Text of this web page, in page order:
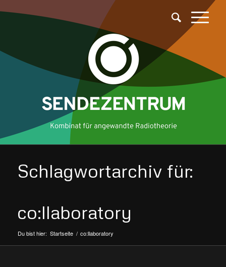
Schlagwortarchiv für:
co:llaboratory
Du bist hier: Startseite / co:llaboratory